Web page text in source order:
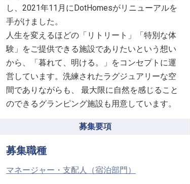
し、2021年11月にDotHomesがリニューアルを
手がけました。
人生を変えるほどの「リトリート」「特別な体
験」をご提供できる施設でありたいという想い
から、「暮れて、明ける。」をコンセプトに運
営しています。洗練されたラグジュアリーな空
間でありながらも、 最大限に自然を感じること
のできるグランピング施設も用意しています。
募集要項
募集職種
マネージャー・支配人（宿泊部門）